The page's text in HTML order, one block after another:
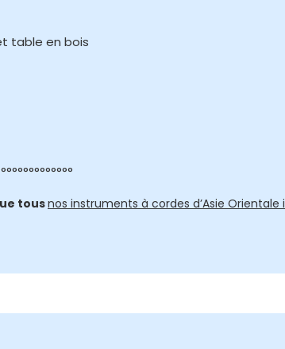
table en bois
tousnos instruments à cordes d’Asie Orientale